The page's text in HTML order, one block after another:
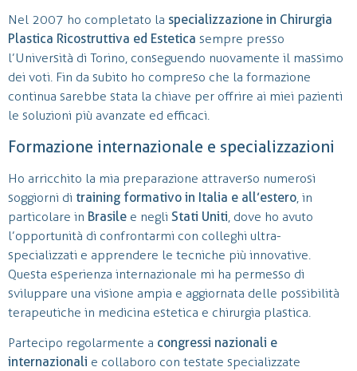
Nel 2007 ho completato la specializzazione in Chirurgia
Plastica Ricostruttiva ed Estetica sempre presso
l’Università di Torino, conseguendo nuovamente il massimo
dei voti. Fin da subito ho compreso che la formazione
continua sarebbe stata la chiave per offrire ai miei pazienti
le soluzioni più avanzate ed efficaci.
Formazione internazionale e specializzazioni
Ho arricchito la mia preparazione attraverso numerosi
soggiorni di training formativo in Italia e all’estero , in
particolare in Brasile e negli Stati Uniti , dove ho avuto
l’opportunità di confrontarmi con colleghi ultra-
specializzati e apprendere le tecniche più innovative.
Questa esperienza internazionale mi ha permesso di
sviluppare una visione ampia e aggiornata delle possibilità
terapeutiche in medicina estetica e chirurgia plastica.
Partecipo regolarmente a congressi nazionali e
internazionali e collaboro con testate specializzate